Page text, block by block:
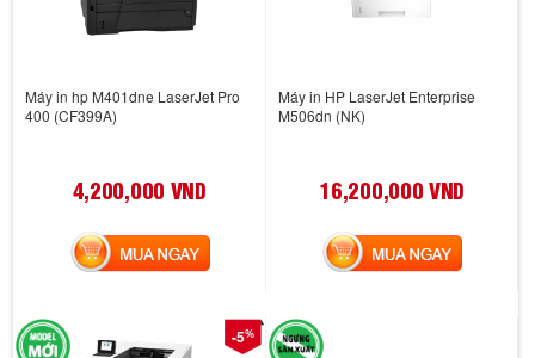
Máy in hp M401dne LaserJet Pro
400 (CF399A)
4,200,000 VND
MUA NGAY
Máy in HP LaserJet Enterprise
M506dn (NK)
16,200,000 VND
MUA NGAY
-5%